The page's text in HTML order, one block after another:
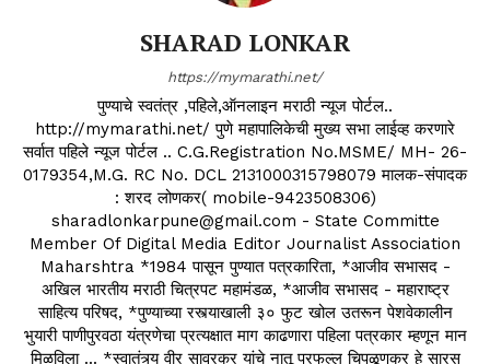
SHARAD LONKAR
https://mymarathi.net/
पुण्याचे स्वतंत्र ,पहिले,ऑनलाइन मराठी न्यूज पोर्टल..
http://mymarathi.net/ पुणे महापालिकेची मुख्य सभा लाईव्ह करणारे
सर्वात पहिले न्यूज पोर्टल .. C.G.Registration No.MSME/ MH- 26-
0179354,M.G. RC No. DCL 2131000315798079 मालक-संपादक
: शरद लोणकर( mobile-9423508306)
sharadlonkarpune@gmail.com - State Committe
Member Of Digital Media Editor Journalist Association
Maharshtra *1984 पासून पुण्यात पत्रकारिता, *आजीव सभासद -
अखिल भारतीय मराठी चित्रपट महामंडळ, *आजीव सभासद - महाराष्ट्र
साहित्य परिषद, *पुण्याच्या रस्त्याखाली ३० फुट खोल उतरून पेशवेकालीन
भुयारी पाणीपुरवठा यंत्रणेचा प्रत्यक्षात माग काढणारा पहिला पत्रकार म्हणून मान
मिळविला ... *स्वातंत्र्य वीर सावरकर यांचे नातू प्रफुल्ल चिपळूणकर हे सारस